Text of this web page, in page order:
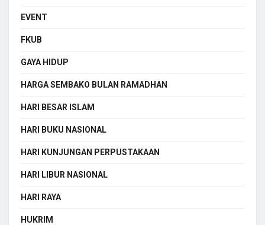
EVENT
FKUB
GAYA HIDUP
HARGA SEMBAKO BULAN RAMADHAN
HARI BESAR ISLAM
HARI BUKU NASIONAL
HARI KUNJUNGAN PERPUSTAKAAN
HARI LIBUR NASIONAL
HARI RAYA
HUKRIM